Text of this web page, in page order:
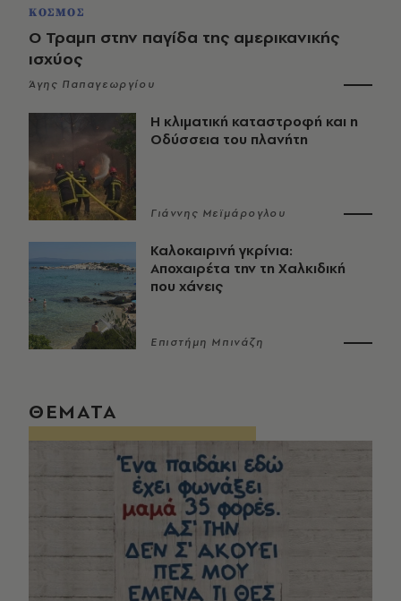
ΚΟΣΜΟΣ
Ο Τραμπ στην παγίδα της αμερικανικής
ισχύος
Άγης Παπαγεωργίου
Η κλιματική καταστροφή και η
Οδύσσεια του πλανήτη
Γιάννης Μεϊμάρογλου
Καλοκαιρινή γκρίνια:
Αποχαιρέτα την τη Χαλκιδική
που χάνεις
Επιστήμη Μπινάζη
ΘΕΜΑΤΑ